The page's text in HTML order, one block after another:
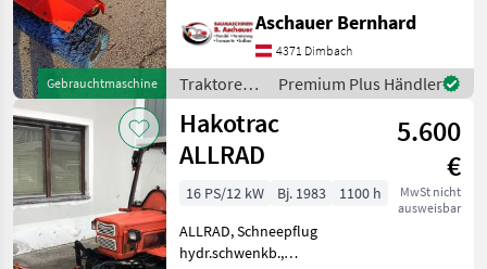
Kubota
New Holland
John Deere
Antonio Carraro
Alle 35
anzeigen
Gebrauchtmaschine
Hydraulisches Schneeschild
Mehr Infos gerne auf
Anfrage. Die in diesem
Produkt enthaltene
Aschauer Bernhard
4371 Dimbach
Traktoren /
Hako
Premium Plus Händler
Hakotrac
ALLRAD
5.600
€
MwSt nicht
ausweisbar
16 PS/12 kW Bj. 1983
1100 h
ALLRAD, Schneepflug
hydr.schwenkb.,